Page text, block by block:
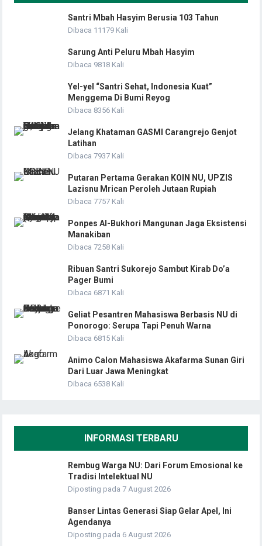
Santri Mbah Hasyim Berusia 103 Tahun
Dibaca 11179 Kali
Sarung Anti Peluru Mbah Hasyim
Dibaca 9818 Kali
Yel-yel “Santri Sehat, Indonesia Kuat”
Menggema Di Bumi Reyog
Dibaca 8356 Kali
Jelang Khataman GASMI Carangrejo Genjot
Latihan
Dibaca 7937 Kali
Putaran Pertama Gerakan KOIN NU, UPZIS
Lazisnu Mrican Peroleh Jutaan Rupiah
Dibaca 7757 Kali
Ponpes Al-Bukhori Mangunan Jaga Eksistensi
Manakiban
Dibaca 7258 Kali
Ribuan Santri Sukorejo Sambut Kirab Do’a
Pager Bumi
Dibaca 6871 Kali
Geliat Pesantren Mahasiswa Berbasis NU di
Ponorogo: Serupa Tapi Penuh Warna
Dibaca 6815 Kali
Animo Calon Mahasiswa Akafarma Sunan Giri
Dari Luar Jawa Meningkat
Dibaca 6538 Kali
INFORMASI TERBARU
Rembug Warga NU: Dari Forum Emosional ke
Tradisi Intelektual NU
Diposting pada 7 August 2026
Banser Lintas Generasi Siap Gelar Apel, Ini
Agendanya
Diposting pada 6 August 2026